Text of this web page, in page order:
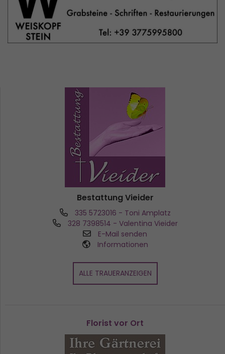
Bestattung Vieider
335 5723016 - Toni Amplatz
328 7398514 - Valentina Vieider
E-Mail senden
Informationen
ALLE TRAUERANZEIGEN
Florist vor Ort